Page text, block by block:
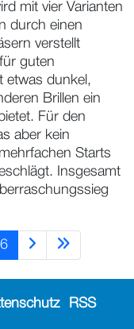
mit vier Varianten
durch einen
verstellt
guten
etwas dunkel,
Brillen ein
Für den
aber kein
Starts
Insgesamt
6
RSS